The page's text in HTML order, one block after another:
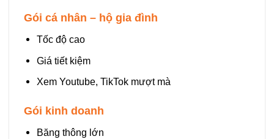
Gói cá nhân – hộ gia đình
Tốc độ cao
Giá tiết kiệm
Xem Youtube, TikTok mượt mà
Gói kinh doanh
Băng thông lớn